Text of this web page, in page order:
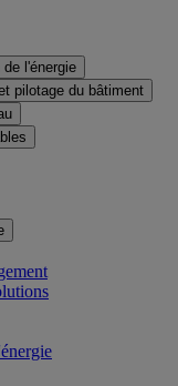
l'énergie
pilotage du bâtiment